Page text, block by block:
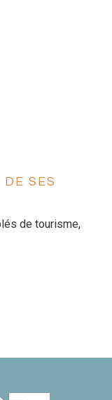
SES
de tourisme,